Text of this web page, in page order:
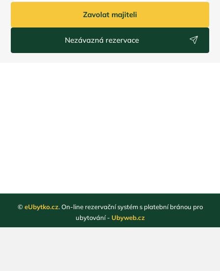
Zavolat majiteli
Nezávazná rezervace
© eUbytko.cz. On-line rezervační systém s platební bránou pro
ubytování - Ubyweb.cz